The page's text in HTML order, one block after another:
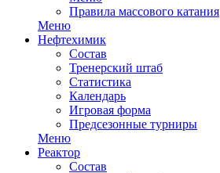
Правила массового катания
Меню
Нефтехимик
Состав
Тренерский штаб
Статистика
Календарь
Игровая форма
Предсезонные турниры
Меню
Реактор
Состав